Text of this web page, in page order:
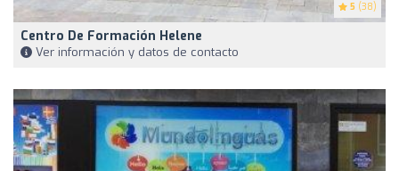
5 (38)
Centro De Formación Helene
Ver información y datos de contacto